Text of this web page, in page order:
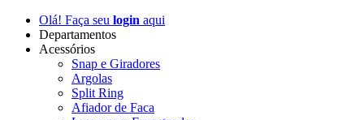
Olá! Faça seu login aqui
Departamentos
Acessórios
Snap e Giradores
Argolas
Split Ring
Afiador de Faca